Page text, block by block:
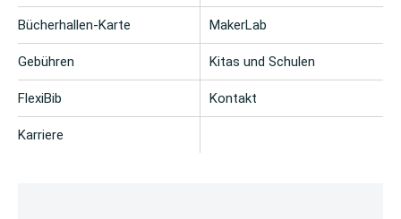
Bücherhallen-Karte
Gebühren
FlexiBib
Karriere
MakerLab
Kitas und Schulen
Kontakt